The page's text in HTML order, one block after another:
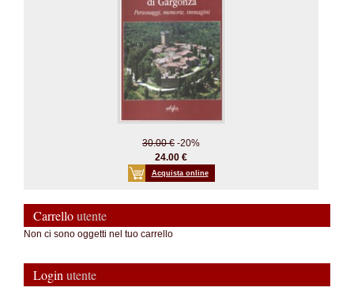
30.00 € -20%
24.00 €
Acquista online
Carrelloutente
Non ci sono oggetti nel tuo carrello
Login utente